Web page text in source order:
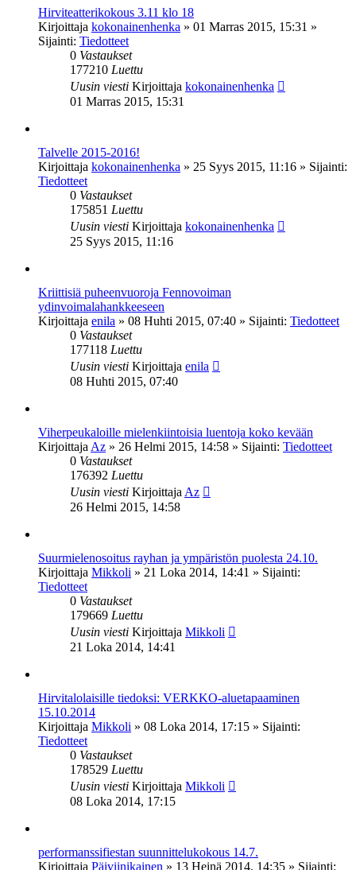
Hirviteatterikokous 3.11 klo 18
Kirjoittaja kokonainenhenka » 01 Marras 2015, 15:31 »
Sijainti: Tiedotteet
0 Vastaukset
177210 Luettu
Uusin viesti Kirjoittaja kokonainenhenka
01 Marras 2015, 15:31
Talvelle 2015-2016!
Kirjoittaja kokonainenhenka » 25 Syys 2015, 11:16 » Sijainti:
Tiedotteet
0 Vastaukset
175851 Luettu
Uusin viesti Kirjoittaja kokonainenhenka
25 Syys 2015, 11:16
Kriittisiä puheenvuoroja Fennovoiman
ydinvoimalahankkeeseen
Kirjoittaja enila » 08 Huhti 2015, 07:40 » Sijainti: Tiedotteet
0 Vastaukset
177118 Luettu
Uusin viesti Kirjoittaja enila
08 Huhti 2015, 07:40
Viherpeukaloille mielenkiintoisia luentoja koko kevään
Kirjoittaja Az » 26 Helmi 2015, 14:58 » Sijainti: Tiedotteet
0 Vastaukset
176392 Luettu
Uusin viesti Kirjoittaja Az
26 Helmi 2015, 14:58
Suurmielenosoitus rayhan ja ympäristön puolesta 24.10.
Kirjoittaja Mikkoli » 21 Loka 2014, 14:41 » Sijainti:
Tiedotteet
0 Vastaukset
179669 Luettu
Uusin viesti Kirjoittaja Mikkoli
21 Loka 2014, 14:41
Hirvitalolaisille tiedoksi: VERKKO-aluetapaaminen
15.10.2014
Kirjoittaja Mikkoli » 08 Loka 2014, 17:15 » Sijainti:
Tiedotteet
0 Vastaukset
178529 Luettu
Uusin viesti Kirjoittaja Mikkoli
08 Loka 2014, 17:15
performanssifiestan suunnittelukokous 14.7.
Kirjoittaja Päiviinikainen » 13 Heinä 2014, 14:35 » Sijainti: